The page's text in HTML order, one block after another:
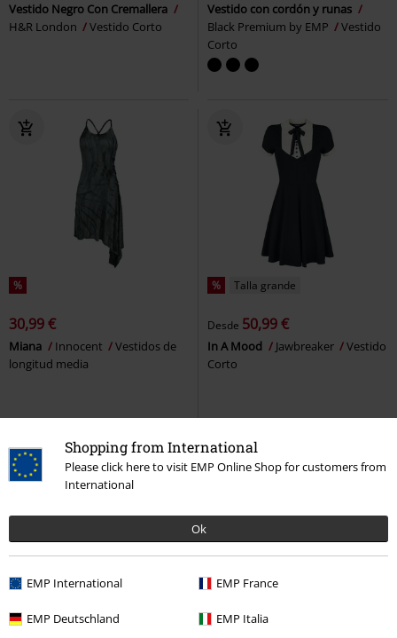
Shopping from International
Please click here to visit EMP Online Shop for customers from
International
Ok
EMP International EMP France
EMP Deutschland EMP Italia
Vestido Negro Con Cremallera
H&R London
Vestido Corto
Vestido con cordón y runas
Black Premium by EMP
Vestido
Corto
%
30,99 €
Miana Innocent
Vestidos de
longitud media
% Talla grande
Desde 50,99 €
In A Mood Jawbreaker
Vestido
Corto
% Talla grande 41% DTO